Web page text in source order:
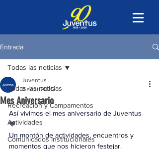
Entrada
Todas las noticias
Recreación y Campamentos
Actividades
Comunicados Institucionales
Todas las noticias
Mes Aniversario
Juventus
2 sept 2025
Así vivimos el mes aniversario de Juventus
💙
Un montón de actividades, encuentros y
momentos que nos hicieron festejar.